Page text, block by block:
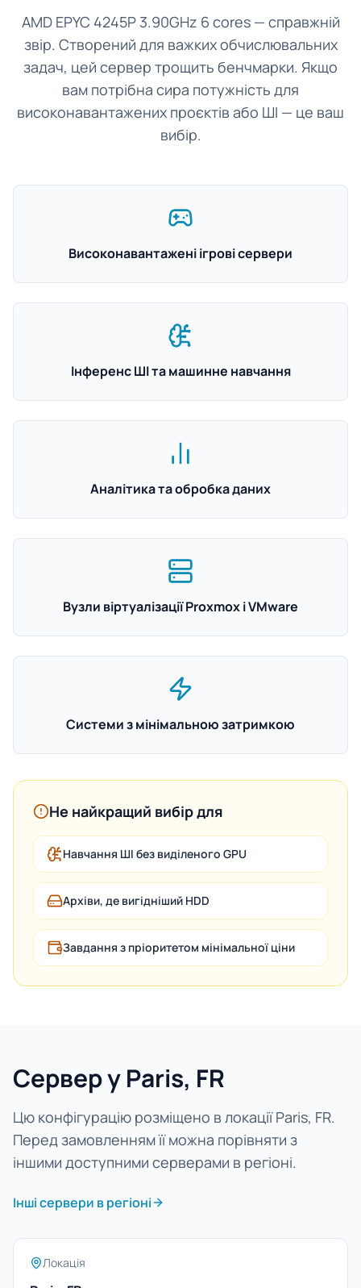
AMD EPYC 4245P 3.90GHz 6 cores — справжній
звір. Створений для важких обчислювальних
задач, цей сервер трощить бенчмарки. Якщо
вам потрібна сира потужність для
високонавантажених проєктів або ШІ — це ваш
вибір.
Високонавантажені ігрові сервери
Інференс ШІ та машинне навчання
Аналітика та обробка даних
Вузли віртуалізації Proxmox і VMware
Системи з мінімальною затримкою
Не найкращий вибір для
Навчання ШІ без виділеного GPU
Архіви, де вигідніший HDD
Завдання з пріоритетом мінімальної ціни
Сервер у Paris, FR
Цю конфігурацію розміщено в локації Paris, FR.
Перед замовленням її можна порівняти з
іншими доступними серверами в регіоні.
Інші сервери в регіоні
Локація